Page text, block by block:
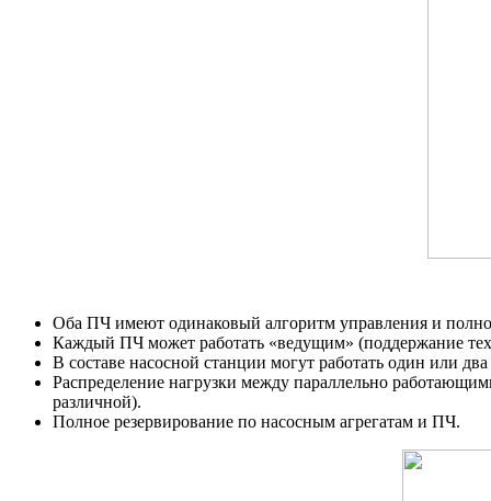
Оба ПЧ имеют одинаковый алгоритм управления и
Каждый ПЧ может работать «ведущим» (поддержание
В составе насосной станции могут работать один или
Распределение нагрузки между параллельно
различной).
Полное резервирование по насосным агрегатам и ПЧ.